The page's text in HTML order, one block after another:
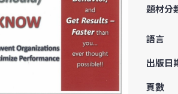
題材分
語言
出版日
頁數